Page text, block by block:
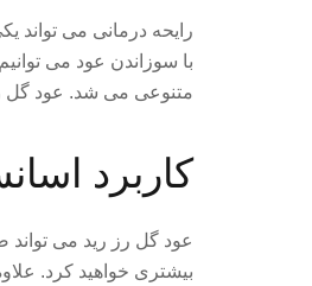
رایحه درمانی می
با سوزاندن عود می
متنوعی می شد. عود گل
کاربرد
عود گل رز رید می
بیشتری خواهید کرد.